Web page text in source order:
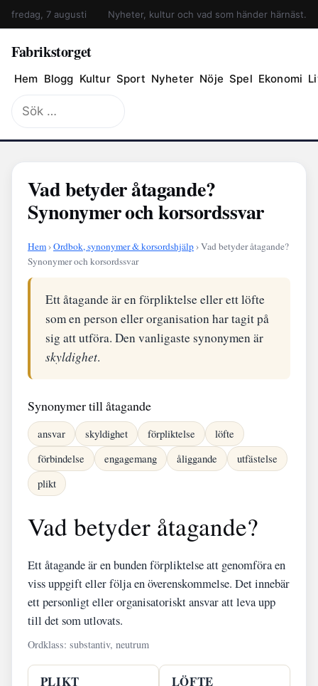
fredag, 7 augusti Nyheter, kultur och vad som händer härnäst.
Fabrikstorget
Hem Blogg Kultur Sport Nyheter Nöje Spel Ekonomi
Sök
efter:
Vad betyder åtagande?
Synonymer och korsordssvar
Hem›Ordbok, synonymer & korsordshjälp› Vad betyder åtagande?
Synonymer och korsordssvar
Ett åtagande är en förpliktelse eller ett löfte
som en person eller organisation har tagit på
sig att utföra. Den vanligaste synonymen är
skyldighet.
Synonymer till åtagande
ansvar skyldighet förpliktelse
löfte
förbindelse
engagemang åliggande
utfästelse
plikt
Vad betyder åtagande?
Ett åtagande är en bunden förpliktelse att genomföra en
viss uppgift eller följa en överenskommelse. Det innebär
ett personligt eller organisatoriskt ansvar att leva upp
till det som utlovats.
Ordklass: substantiv, neutrum
PLIKT LÖFTE